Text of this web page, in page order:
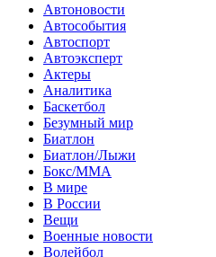
Автоновости
Автособытия
Автоспорт
Автоэксперт
Актеры
Аналитика
Баскетбол
Безумный мир
Биатлон
Биатлон/Лыжи
Бокс/MMA
В мире
В России
Вещи
Военные новости
Волейбол